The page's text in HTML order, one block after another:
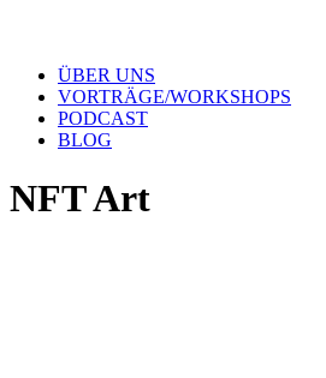
ÜBER UNS
VORTRÄGE/WORKSHOPS
PODCAST
BLOG
NFT Art